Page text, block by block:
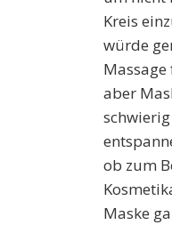
Kreis
würde
aber
ob zum
Maske